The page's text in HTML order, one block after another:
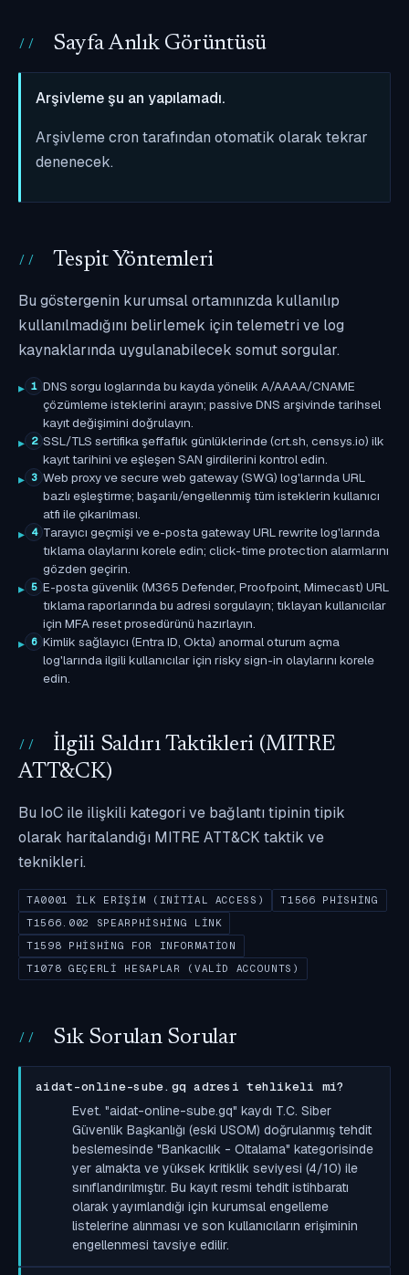
Sayfa Anlık Görüntüsü
Arşivleme şu an yapılamadı.
Arşivleme cron tarafından otomatik olarak tekrar
denenecek.
Tespit Yöntemleri
Bu göstergenin kurumsal ortamınızda kullanılıp
kullanılmadığını belirlemek için telemetri ve log
kaynaklarında uygulanabilecek somut sorgular.
1 DNS sorgu loglarında bu kayda yönelik A/AAAA/CNAME
çözümleme isteklerini arayın; passive DNS arşivinde tarihsel
kayıt değişimini doğrulayın.
2 SSL/TLS sertifika şeffaflık günlüklerinde (crt.sh, censys.io) ilk
kayıt tarihini ve eşleşen SAN girdilerini kontrol edin.
3 Web proxy ve secure web gateway (SWG) log'larında URL
bazlı eşleştirme; başarılı/engellenmiş tüm isteklerin kullanıcı
atfı ile çıkarılması.
4 Tarayıcı geçmişi ve e-posta gateway URL rewrite log'larında
tıklama olaylarını korele edin; click-time protection alarmlarını
gözden geçirin.
5 E-posta güvenlik (M365 Defender, Proofpoint, Mimecast) URL
tıklama raporlarında bu adresi sorgulayın; tıklayan kullanıcılar
için MFA reset prosedürünü hazırlayın.
6 Kimlik sağlayıcı (Entra ID, Okta) anormal oturum açma
log'larında ilgili kullanıcılar için risky sign-in olaylarını korele
edin.
İlgili Saldırı Taktikleri (MITRE
ATT&CK)
Bu IoC ile ilişkili kategori ve bağlantı tipinin tipik
olarak haritalandığı MITRE ATT&CK taktik ve
teknikleri.
TA0001 İLK ERIŞIM (INITIAL ACCESS)
T1566 PHISHING
T1566.002 SPEARPHISHING LINK
T1598 PHISHING FOR INFORMATION
T1078 GEÇERLI HESAPLAR (VALID ACCOUNTS)
Sık Sorulan Sorular
aidat-online-sube.gq adresi tehlikeli mi?
Evet. "aidat-online-sube.gq" kaydı T.C. Siber
Güvenlik Başkanlığı (eski USOM) doğrulanmış tehdit
beslemesinde "Bankacılık - Oltalama" kategorisinde
yer almakta ve yüksek kritiklik seviyesi (4/10) ile
sınıflandırılmıştır. Bu kayıt resmi tehdit istihbaratı
olarak yayımlandığı için kurumsal engelleme
listelerine alınması ve son kullanıcıların erişiminin
engellenmesi tavsiye edilir.